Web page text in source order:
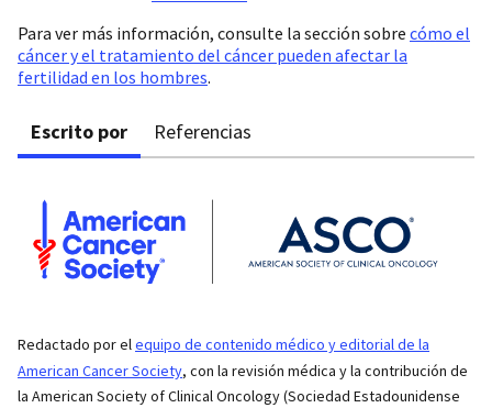
Para ver más información, consulte la sección sobre cómo el
cáncer y el tratamiento del cáncer pueden afectar la
fertilidad en los hombres.
Escrito por Referencias
Redactado por elequipo de contenido médico y editorial de la
American Cancer Society, con la revisión médica y la contribución de
la American Society of Clinical Oncology (Sociedad Estadounidense